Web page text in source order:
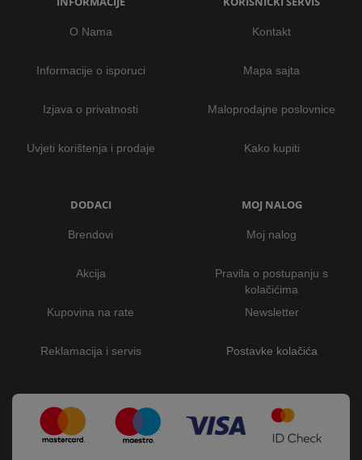
O Nama
Informacije o isporuci
Izjava o privatnosti
Uvjeti korištenja i prodaje
Kontakt
Mapa sajta
Maloprodajne poslovnice
Kako kupiti
DODACI
Brendovi
Akcija
Kupovina na rate
Reklamacija i servis
MOJ NALOG
Moj nalog
Pravila o postupanju s
kolačićima
Newsletter
Postavke kolačića